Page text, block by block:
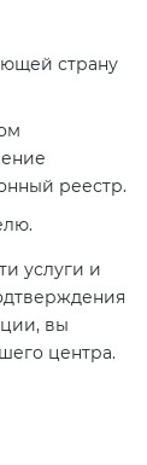
страну
реестр.
услуги и
вы
центра.